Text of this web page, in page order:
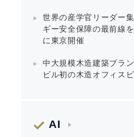
世界の産学官リーダー
ギー安全保障の最前線
に東京開催
中大規模木造建築ブラ
ビル初の木造オフィス
AI